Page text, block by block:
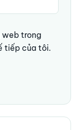
web trong
tiếp của tôi.